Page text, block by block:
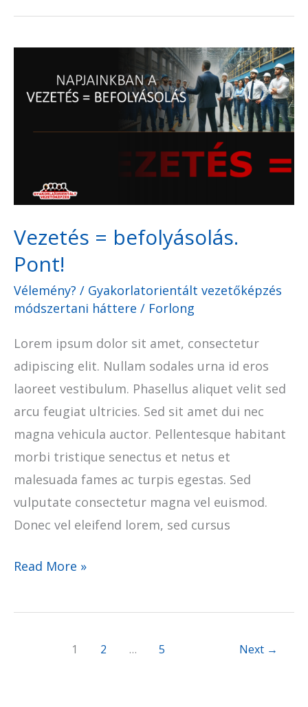
Vezetés = befolyásolás.
Pont!
Vélemény? / Gyakorlatorientált vezetőképzés
módszertani háttere / Forlong
Lorem ipsum dolor sit amet, consectetur
adipiscing elit. Nullam sodales urna id eros
laoreet vestibulum. Phasellus aliquet velit sed
arcu feugiat ultricies. Sed sit amet dui nec
magna vehicula auctor. Pellentesque habitant
morbi tristique senectus et netus et
malesuada fames ac turpis egestas. Sed
vulputate consectetur magna vel euismod.
Donec vel eleifend lorem, sed cursus
befolyásolás.
Read More »
1 2 … 5 Next →